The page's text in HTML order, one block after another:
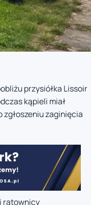
przysiółka Lissoir
kąpieli miał
zgłoszeniu zaginięcia
ratownicy